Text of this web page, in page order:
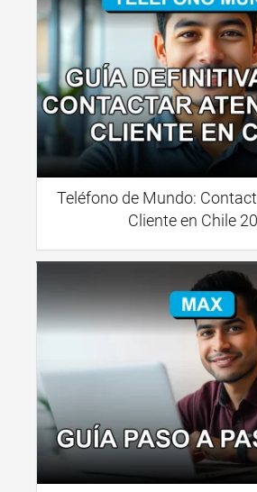
Teléfono de Mundo:
Cliente en Chile